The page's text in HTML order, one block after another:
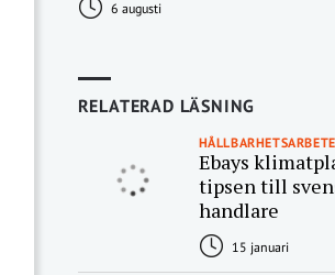
6 augusti
RELATERAD LÄSNING
HÅLLBARHETSARBETE
Ebays
tipsen till
handlare
15 januari